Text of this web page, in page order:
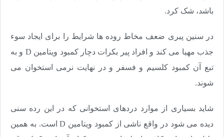
باشد، شک کرد.
در سنین پیری ضعف مخاط روده ها شرایط را برای ایجاد سوء
جذب مهیا می کند و افراد پیر بکرات دچار کمبود ویتامین D و به
تبع آن کمبود کلسیم و فسفر و در نهایت نرمی استخوان می
شوند.
شاید بسیاری از موارد دردهای استخوانی که در این رده سنی
دیده می شود در واقع ناشی از کمبود ویتامین D است. به همین